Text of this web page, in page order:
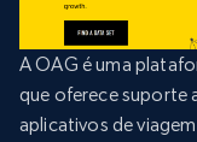
A OAG é uma
que oferece suporte
aplicativos de